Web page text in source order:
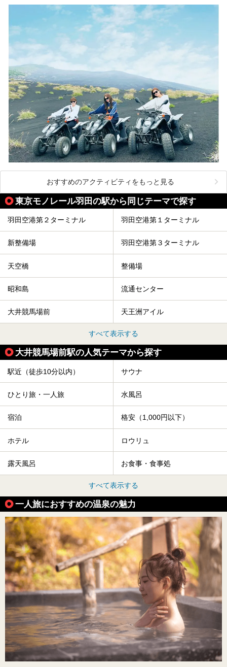
ださい。
おすすめのアクティビティをもっと見る
東京モノレール羽田の駅から同じテーマで探す
羽田空港第２ターミナル 羽田空港第１ターミナル
新整備場 羽田空港第３ターミナル
天空橋 整備場
昭和島 流通センター
大井競馬場前 天王洲アイル
すべて表示する
大井競馬場前駅の人気テーマから探す
駅近（徒歩10分以内） サウナ
ひとり旅・一人旅 水風呂
宿泊 格安（1,000円以下）
ホテル ロウリュ
露天風呂 お食事・食事処
すべて表示する
一人旅におすすめの温泉の魅力